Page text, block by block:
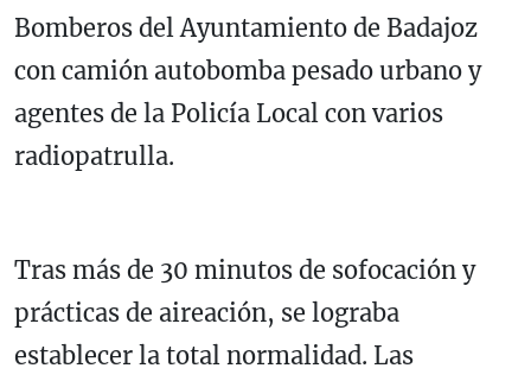
Bomberos del Ayuntamiento de Badajoz
con camión autobomba pesado urbano y
agentes de la Policía Local con varios
radiopatrulla.
Tras más de 30 minutos de sofocación y
prácticas de aireación, se lograba
establecer la total normalidad. Las